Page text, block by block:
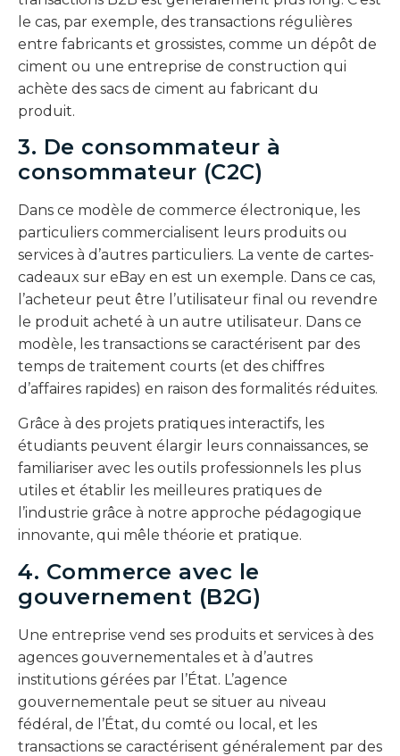
le cas, par exemple, des transactions régulières
entre fabricants et grossistes, comme un dépôt de
ciment ou une entreprise de construction qui
achète des sacs de ciment au fabricant du
produit.
3. De consommateur à
consommateur (C2C)
Dans ce modèle de commerce électronique, les
particuliers commercialisent leurs produits ou
services à d’autres particuliers. La vente de cartes-
cadeaux sur eBay en est un exemple. Dans ce cas,
l’acheteur peut être l’utilisateur final ou revendre
le produit acheté à un autre utilisateur. Dans ce
modèle, les transactions se caractérisent par des
temps de traitement courts (et des chiffres
d’affaires rapides) en raison des formalités réduites.
Grâce à des projets pratiques interactifs, les
étudiants peuvent élargir leurs connaissances, se
familiariser avec les outils professionnels les plus
utiles et établir les meilleures pratiques de
l’industrie grâce à notre approche pédagogique
innovante, qui mêle théorie et pratique.
4. Commerce avec le
gouvernement (B2G)
Une entreprise vend ses produits et services à des
agences gouvernementales et à d’autres
institutions gérées par l’État. L’agence
gouvernementale peut se situer au niveau
fédéral, de l’État, du comté ou local, et les
transactions se caractérisent généralement par des